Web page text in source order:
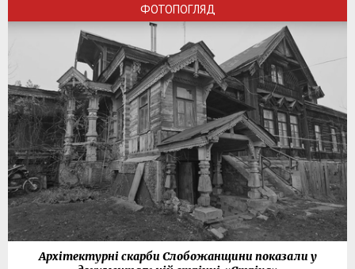
ФОТОПОГЛЯД
Архітектурні скарби Слобожанщини показали у